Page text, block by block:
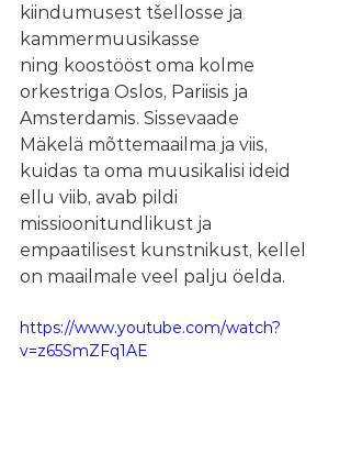
kiindumusest tšellosse ja
kammermuusikasse
ning koostööst oma kolme
orkestriga Oslos, Pariisis ja
Amsterdamis. Sissevaade
Mäkelä mõttemaailma ja viis,
kuidas ta oma muusikalisi ideid
ellu viib, avab pildi
missioonitundlikust ja
empaatilisest kunstnikust, kellel
on maailmale veel palju öelda.
https://www.youtube.com/watch?
v=z65SmZFq1AE